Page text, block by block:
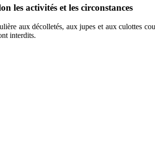
les activités et les circons­tances
aux décolletés, aux jupes et aux culottes
interdits.